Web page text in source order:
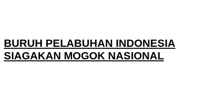
BURUH PELABUHAN INDONESIA
SIAGAKAN MOGOK NASIONAL